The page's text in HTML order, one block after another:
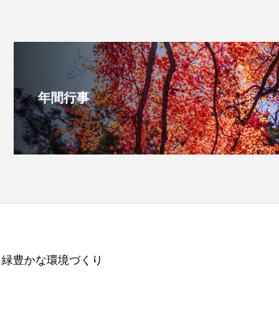
年間行事
緑豊かな環境づくり